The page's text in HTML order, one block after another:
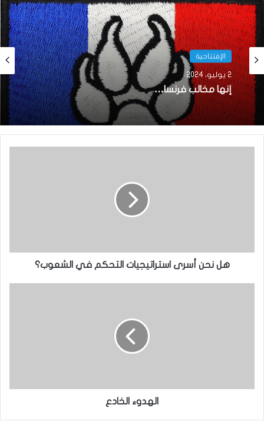
الإفتتاحية
2 يوليو، 2024
إنها مخالب فرنسا…
هل نحن أسرى استراتيجيات التحكم في الشعوب؟
الهدوء الخادع